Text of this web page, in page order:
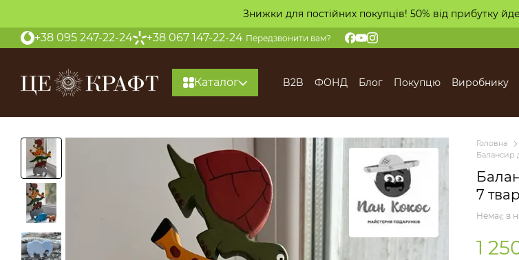
Знижки для постійних покупців! 50% від прибутку
+38 095 247-22-24 +38 067 147-22-24 Передзвонити вам?
Каталог B2B ФОНД Блог Покупцю Виробнику
Головна
Балансир
7
Немає в
1